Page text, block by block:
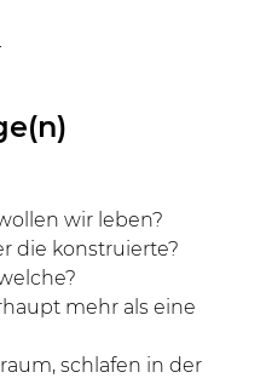
wir leben?
die konstruierte?
mehr als eine
schlafen in der